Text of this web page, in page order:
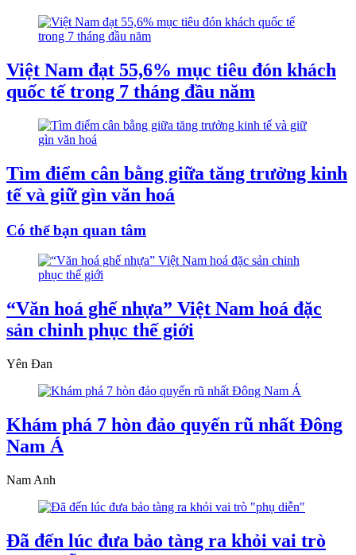
Việt Nam đạt 55,6% mục tiêu đón khách
quốc tế trong 7 tháng đầu năm
Tìm điểm cân bằng giữa tăng trưởng kinh
tế và giữ gìn văn hoá
Có thể bạn quan tâm
“Văn hoá ghế nhựa” Việt Nam hoá đặc
sản chinh phục thế giới
Yên Đan
Khám phá 7 hòn đảo quyến rũ nhất Đông
Nam Á
Nam Anh
Đã đến lúc đưa bảo tàng ra khỏi vai trò